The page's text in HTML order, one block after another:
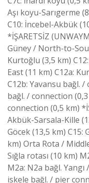
Aşı koyu-Sarıgerme
C10: İncebel-Akbük
*İŞARETSİZ
Güney / North-to-
Kurtoğlu (3,5 km)
East (11 km) C12a:
C12b: Yavansu bağl.
bağl. / connection
connection (0,5 km)
Akbük-Sarsala-Kille
Göcek (13,5 km)
km) Orta Rota /
Sığla rotası (10 km)
M2a: N2a bağl.
iskele bağl. / pier